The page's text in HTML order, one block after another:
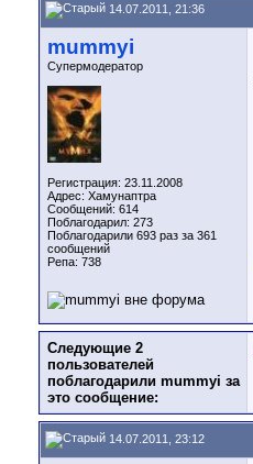
14.07.2011, 21:36
mummyi
Супермодератор
Регистрация: 23.11.2008
Адрес: Хамунаптра
Сообщений: 614
Поблагодарил: 273
Поблагодарили 693 раз за 361
сообщений
Репа: 738
Следующие 2
пользователей
поблагодарили mummyi за
это сообщение:
14.07.2011, 23:12